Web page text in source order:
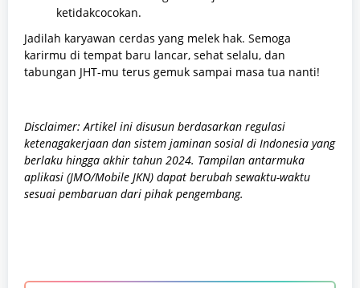
ketidakcocokan.
Jadilah karyawan cerdas yang melek hak. Semoga
karirmu di tempat baru lancar, sehat selalu, dan
tabungan JHT-mu terus gemuk sampai masa tua nanti!
Disclaimer: Artikel ini disusun berdasarkan regulasi
ketenagakerjaan dan sistem jaminan sosial di Indonesia yang
berlaku hingga akhir tahun 2024. Tampilan antarmuka
aplikasi (JMO/Mobile JKN) dapat berubah sewaktu-waktu
sesuai pembaruan dari pihak pengembang.